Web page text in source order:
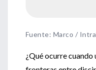
Fuente: Marco /
¿Qué ocurre cuando